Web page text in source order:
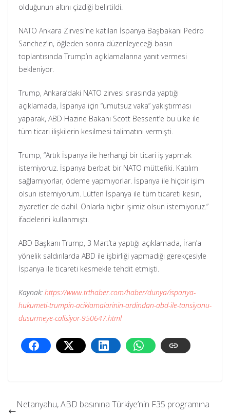
olduğunun altını çizdiği belirtildi.
NATO Ankara Zirvesi’ne katılan İspanya Başbakanı Pedro
Sanchez’in, öğleden sonra düzenleyeceği basın
toplantısında Trump’ın açıklamalarına yanıt vermesi
bekleniyor.
Trump, Ankara’daki NATO zirvesi sırasında yaptığı
açıklamada, İspanya için “umutsuz vaka” yakıştırması
yaparak, ABD Hazine Bakanı Scott Bessent’e bu ülke ile
tüm ticari ilişkilerin kesilmesi talimatını vermişti.
Trump, “Artık İspanya ile herhangi bir ticari iş yapmak
istemiyoruz. İspanya berbat bir NATO müttefiki. Katılım
sağlamıyorlar, ödeme yapmıyorlar. İspanya ile hiçbir işim
olsun istemiyorum. Lütfen İspanya ile tüm ticareti kesin,
ziyaretler de dahil. Onlarla hiçbir işimiz olsun istemiyoruz.”
ifadelerini kullanmıştı.
ABD Başkanı Trump, 3 Mart’ta yaptığı açıklamada, İran’a
yönelik saldırılarda ABD ile işbirliği yapmadığı gerekçesiyle
İspanya ile ticareti kesmekle tehdit etmişti.
Kaynak: https://www.trthaber.com/haber/dunya/ispanya-
hukumeti-trumpin-aciklamalarinin-ardindan-abd-ile-tansiyonu-
dusurmeye-calisiyor-950647.html
Netanyahu, ABD basınına Türkiye’nin F35 programına